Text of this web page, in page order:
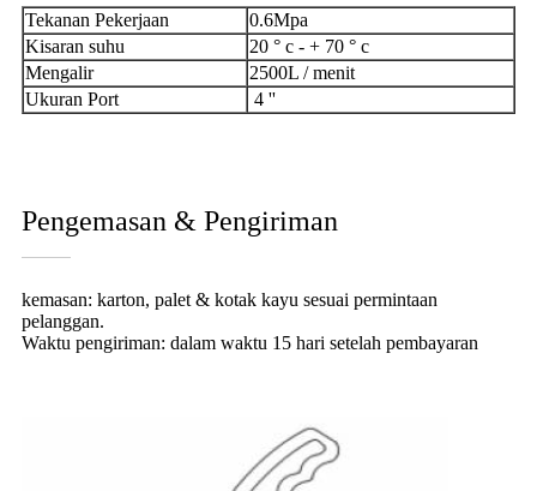
Tekanan Pekerjaan
0.6Mpa
Kisaran suhu
20 ° c - + 70 ° c
Mengalir
2500L / menit
Ukuran Port
4 ''
Pengemasan & Pengiriman
kemasan: karton, palet & kotak kayu sesuai permintaan
pelanggan.
Waktu pengiriman: dalam waktu 15 hari setelah pembayaran